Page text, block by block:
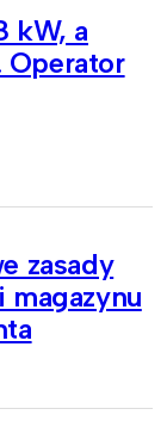
kW, a
Operator
zasady
magazynu